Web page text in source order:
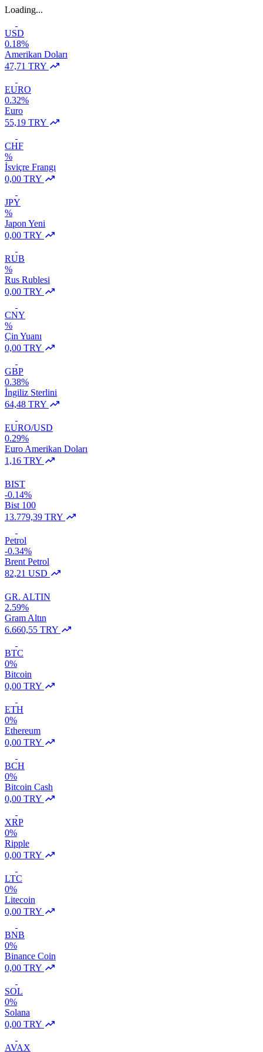
Loading...
USD
0.18%
Amerikan Doları
47,71 TRY
EURO
0.32%
Euro
55,19 TRY
CHF
%
İsviçre Frangı
0,00 TRY
JPY
%
Japon Yeni
0,00 TRY
RUB
%
Rus Rublesi
0,00 TRY
CNY
%
Çin Yuanı
0,00 TRY
GBP
0.38%
İngiliz Sterlini
64,48 TRY
EURO/USD
0.29%
Euro Amerikan Doları
1,16 TRY
BIST
-0.14%
Bist 100
13.779,39 TRY
Petrol
-0.34%
Brent Petrol
82,21 USD
GR. ALTIN
2.59%
Gram Altın
6.660,55 TRY
BTC
0%
Bitcoin
0,00 TRY
ETH
0%
Ethereum
0,00 TRY
BCH
0%
Bitcoin Cash
0,00 TRY
XRP
0%
Ripple
0,00 TRY
LTC
0%
Litecoin
0,00 TRY
BNB
0%
Binance Coin
0,00 TRY
SOL
0%
Solana
0,00 TRY
AVAX